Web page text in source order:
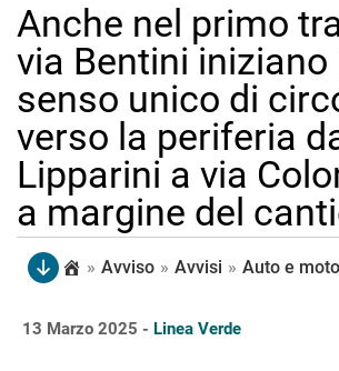
Anche nel primo
via Bentini iniziano
senso unico di
verso la periferia
Lipparini a via
a margine del
» Avviso » Avvisi » Auto e
13 Marzo 2025 - Linea Verde